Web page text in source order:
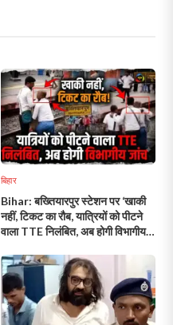
बिहार
Bihar: बख्तियारपुर स्टेशन पर ‘खाकी
नहीं, टिकट का रौब, यात्रियों को पीटने
वाला TTE निलंबित, अब होगी विभागीय